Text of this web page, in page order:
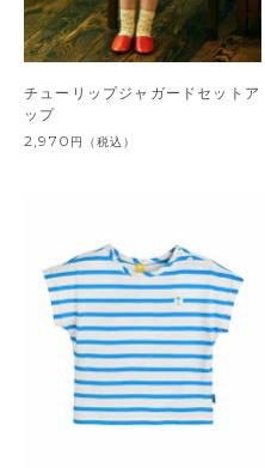
チューリップジャガードセットア
ップ
2,970 円 （税込）